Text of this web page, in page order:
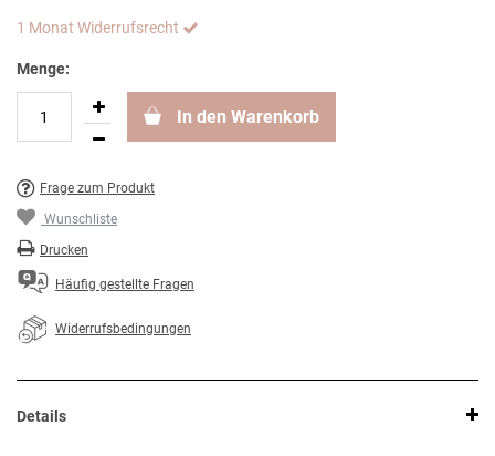
1 Monat Widerrufsrecht
Menge:
In den Warenkorb
Frage zum Produkt
Wunschliste
Drucken
Häufig gestellte Fragen
Widerrufsbedingungen
Details